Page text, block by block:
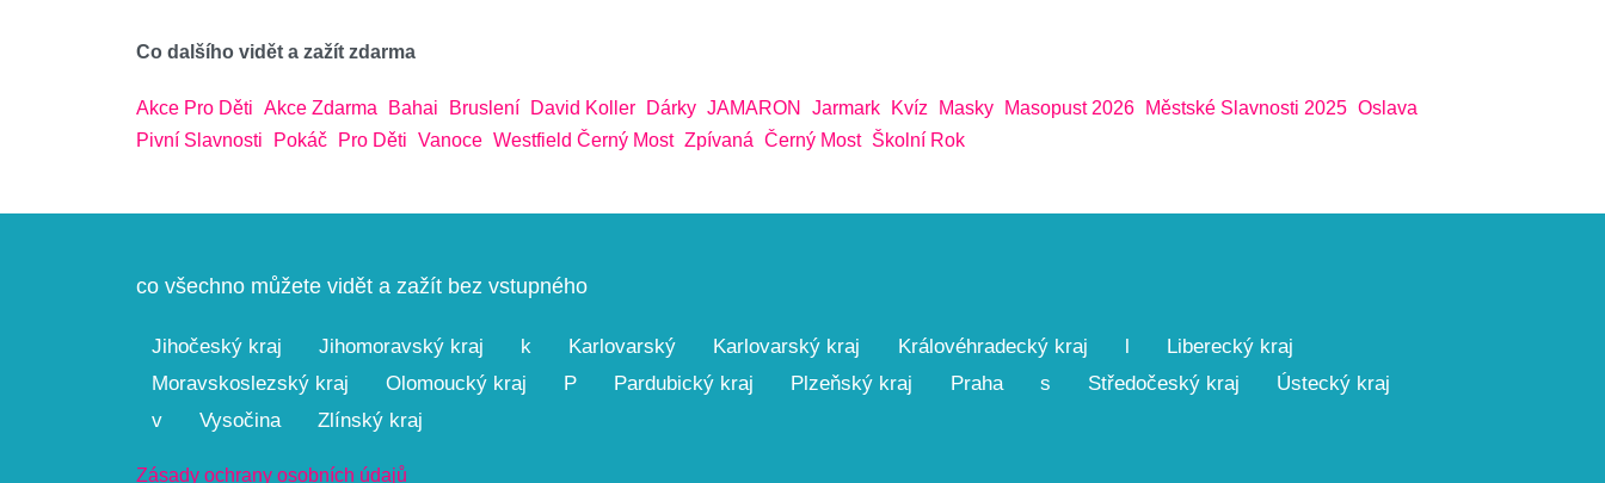
Co dalšího vidět a zažít zdarma
Akce Pro Děti Akce Zdarma Bahai Bruslení David Koller Dárky JAMARON Jarmark Kvíz Masky Masopust 2026 Městské Slavnosti 2025 Oslava
Pivní Slavnosti
Pokáč Pro Děti Vanoce Westfield Černý Most Zpívaná Černý Most Školní Rok
co všechno můžete vidět a zažít bez vstupného
Jihočeský kraj Jihomoravský kraj k Karlovarský Karlovarský kraj Královéhradecký kraj l
Liberecký kraj
Moravskoslezský kraj
Olomoucký kraj P Pardubický kraj Plzeňský kraj Praha s Středočeský kraj
Ústecký kraj
v
Vysočina Zlínský kraj
Zásady ochrany osobních údajů